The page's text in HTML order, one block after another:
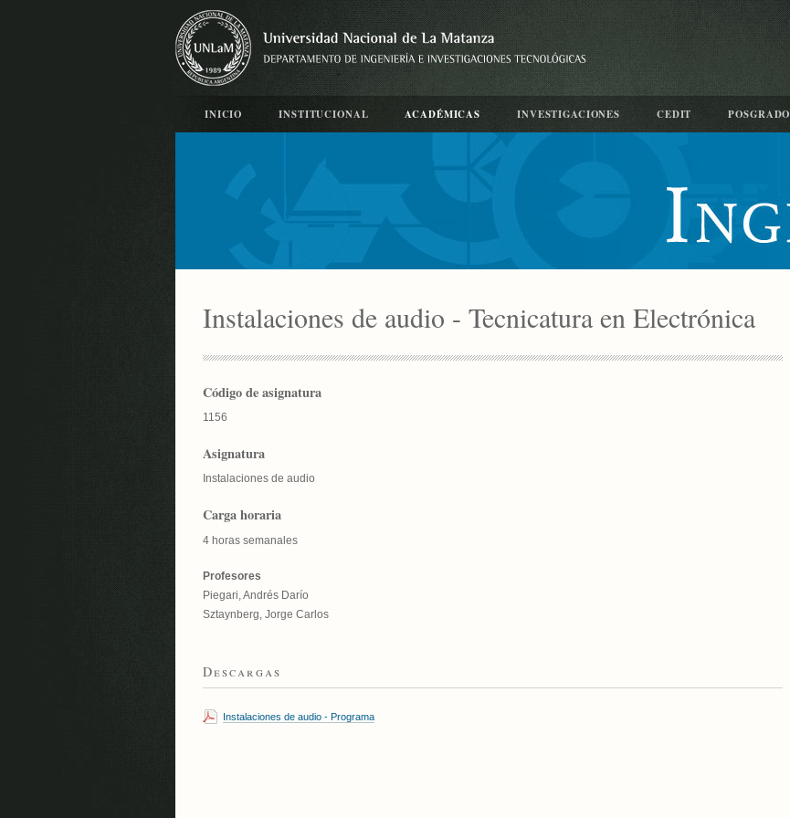
INICIO INSTITUCIONAL ACADÉMICAS INVESTIGACIONES CEDIT POSGRADO
Instalaciones de audio - Tecnicatura en Electrónica
Código de asignatura
1156
Asignatura
Instalaciones de audio
Carga horaria
4 horas semanales
Profesores
Piegari, Andrés Darío
Sztaynberg, Jorge Carlos
Descargas
Instalaciones de audio - Programa